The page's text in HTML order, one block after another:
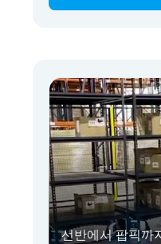
선반에서 팝픽